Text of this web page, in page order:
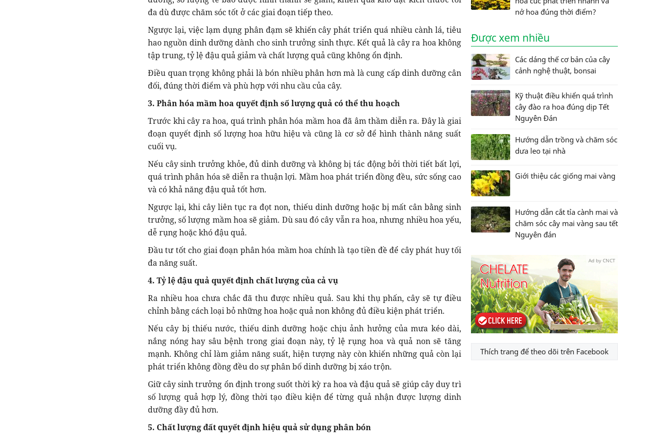
đa dù được chăm sóc tốt ở các giai đoạn tiếp theo.
Ngược lại, việc lạm dụng phân đạm sẽ khiến cây phát triển quá nhiều cành lá, tiêu
hao nguồn dinh dưỡng dành cho sinh trưởng sinh thực. Kết quả là cây ra hoa không
tập trung, tỷ lệ đậu quả giảm và chất lượng quả cũng không ổn định.
Điều quan trọng không phải là bón nhiều phân hơn mà là cung cấp dinh dưỡng cân
đối, đúng thời điểm và phù hợp với nhu cầu của cây.
3. Phân hóa mầm hoa quyết định số lượng quả có thể thu hoạch
Trước khi cây ra hoa, quá trình phân hóa mầm hoa đã âm thầm diễn ra. Đây là giai
đoạn quyết định số lượng hoa hữu hiệu và cũng là cơ sở để hình thành năng suất
cuối vụ.
Nếu cây sinh trưởng khỏe, đủ dinh dưỡng và không bị tác động bởi thời tiết bất lợi,
quá trình phân hóa sẽ diễn ra thuận lợi. Mầm hoa phát triển đồng đều, sức sống cao
và có khả năng đậu quả tốt hơn.
Ngược lại, khi cây liên tục ra đọt non, thiếu dinh dưỡng hoặc bị mất cân bằng sinh
trưởng, số lượng mầm hoa sẽ giảm. Dù sau đó cây vẫn ra hoa, nhưng nhiều hoa yếu,
dễ rụng hoặc khó đậu quả.
Đầu tư tốt cho giai đoạn phân hóa mầm hoa chính là tạo tiền đề để cây phát huy tối
đa năng suất.
4. Tỷ lệ đậu quả quyết định chất lượng của cả vụ
Ra nhiều hoa chưa chắc đã thu được nhiều quả. Sau khi thụ phấn, cây sẽ tự điều
chỉnh bằng cách loại bỏ những hoa hoặc quả non không đủ điều kiện phát triển.
Nếu cây bị thiếu nước, thiếu dinh dưỡng hoặc chịu ảnh hưởng của mưa kéo dài,
nắng nóng hay sâu bệnh trong giai đoạn này, tỷ lệ rụng hoa và quả non sẽ tăng
mạnh. Không chỉ làm giảm năng suất, hiện tượng này còn khiến những quả còn lại
phát triển không đồng đều do sự phân bố dinh dưỡng bị xáo trộn.
Giữ cây sinh trưởng ổn định trong suốt thời kỳ ra hoa và đậu quả sẽ giúp cây duy trì
số lượng quả hợp lý, đồng thời tạo điều kiện để từng quả nhận được lượng dinh
dưỡng đầy đủ hơn.
5. Chất lượng đất quyết định hiệu quả sử dụng phân bón
nở hoa đúng thời điểm?
Được xem nhiều
Các dáng thế cơ bản của cây
cảnh nghệ thuật, bonsai
Kỹ thuật điều khiển quá trình
cây đào ra hoa đúng dịp Tết
Nguyên Đán
Hướng dẫn trồng và chăm sóc
dưa leo tại nhà
Giới thiệu các giống mai vàng
Hướng dẫn cắt tỉa cành mai và
chăm sóc cây mai vàng sau tết
Nguyên đán
Ad by CNCT
Thích trang để theo dõi trên Facebook